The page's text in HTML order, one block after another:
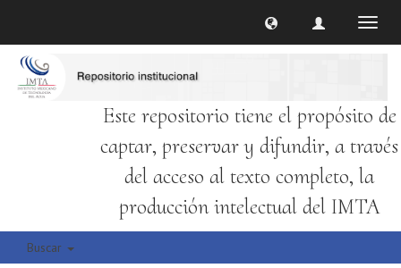
Este repositorio tiene el propósito de
captar, preservar y difundir, a través
del acceso al texto completo, la
producción intelectual del IMTA
Buscar